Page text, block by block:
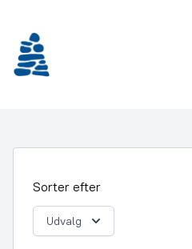
indhold
Sorter efter
Udvalg